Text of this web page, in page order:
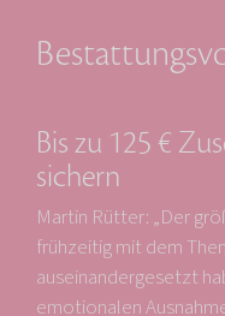
Bis zu 125 €
sichern
Martin Rütter: „Der
frühzeitig mit dem
auseinandergesetzt
emotionalen